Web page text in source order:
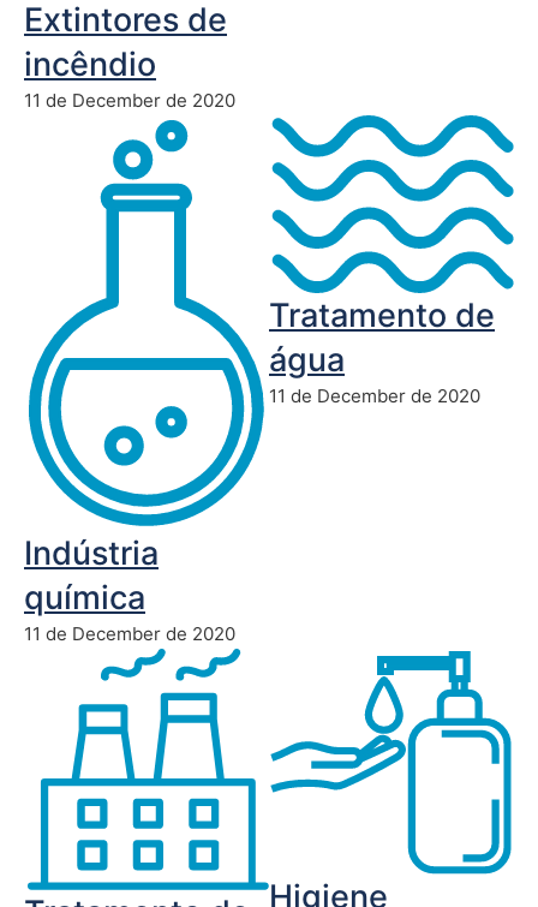
Extintores de
incêndio
11 de December de 2020
Indústria
química
11 de December de 2020
Tratamento de
água
11 de December de 2020
Higiene